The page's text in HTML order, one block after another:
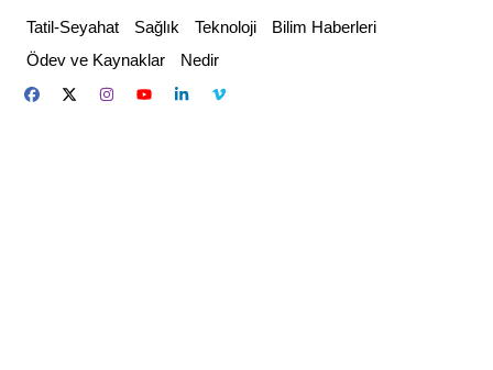
content
Tatil-Seyahat Sağlık Teknoloji
Bilim Haberleri
Ödev ve Kaynaklar
Nedir